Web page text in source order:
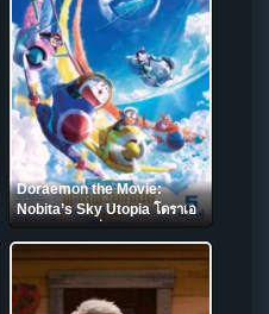
Doraemon the Movie:
Nobita’s Sky Utopia โดราเอ
ยูโทเปียของโนบิตะ (2023)